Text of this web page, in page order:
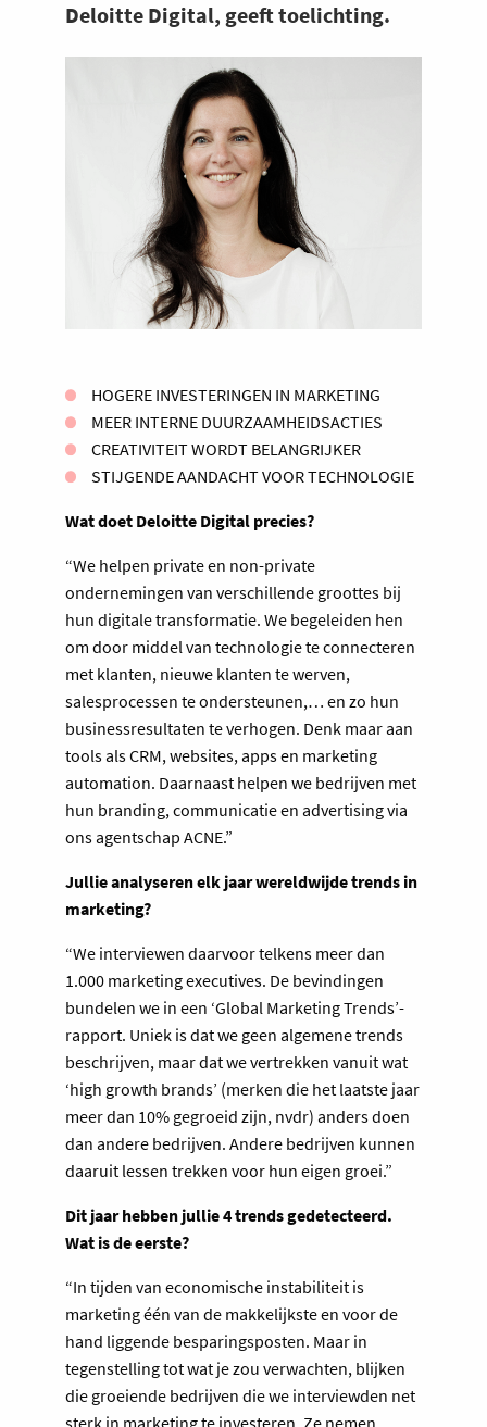
Deloitte Digital, geeft toelichting.
HOGERE INVESTERINGEN IN MARKETING
MEER INTERNE DUURZAAMHEIDSACTIES
CREATIVITEIT WORDT BELANGRIJKER
STIJGENDE AANDACHT VOOR TECHNOLOGIE
Wat doet Deloitte Digital precies?
“We helpen private en non-private
ondernemingen van verschillende groottes bij
hun digitale transformatie. We begeleiden hen
om door middel van technologie te connecteren
met klanten, nieuwe klanten te werven,
salesprocessen te ondersteunen,… en zo hun
businessresultaten te verhogen. Denk maar aan
tools als CRM, websites, apps en marketing
automation. Daarnaast helpen we bedrijven met
hun branding, communicatie en advertising via
ons agentschap ACNE.”
Jullie analyseren elk jaar wereldwijde trends in
marketing?
“We interviewen daarvoor telkens meer dan
1.000 marketing executives. De bevindingen
bundelen we in een ‘Global Marketing Trends’-
rapport. Uniek is dat we geen algemene trends
beschrijven, maar dat we vertrekken vanuit wat
‘high growth brands’ (merken die het laatste jaar
meer dan 10% gegroeid zijn, nvdr) anders doen
dan andere bedrijven. Andere bedrijven kunnen
daaruit lessen trekken voor hun eigen groei.”
Dit jaar hebben jullie 4 trends gedetecteerd.
Wat is de eerste?
“In tijden van economische instabiliteit is
marketing één van de makkelijkste en voor de
hand liggende besparingsposten. Maar in
tegenstelling tot wat je zou verwachten, blijken
die groeiende bedrijven die we interviewden net